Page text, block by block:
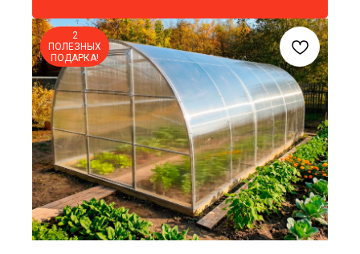
2
ПОЛЕЗНЫХ
ПОДАРКА!